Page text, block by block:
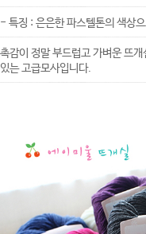
- 특징 : 은은한 파스텔톤의 색상
촉감이 정말 부드럽고 가벼운 뜨
있는 고급모사입니다.